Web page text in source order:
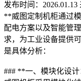
发布时间：
**威图定制机柜通过
配电方案以及智能管
求，为工业设备提供
是具体分析：
### **一、模块化设